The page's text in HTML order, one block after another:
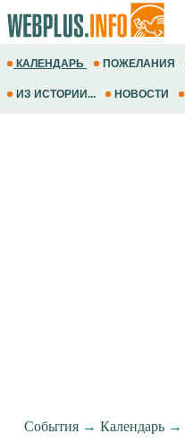
КАЛЕНДАРЬ ПОЖЕЛАНИЯ
ИЗ ИСТОРИИ... НОВОСТИ
События → Календарь →